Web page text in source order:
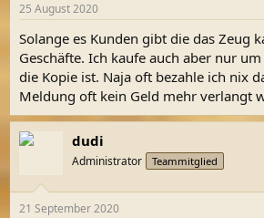
25 August 2020
Solange es Kunden gibt die das Zeug
Geschäfte. Ich kaufe auch aber nur
die Kopie ist. Naja oft bezahle ich nix
Meldung oft kein Geld mehr verlangt
dudi
Administrator Teammitglied
21 September 2020